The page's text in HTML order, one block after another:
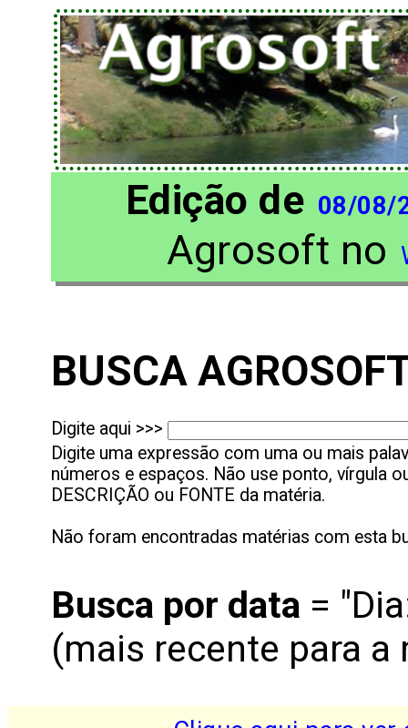
Edição de 08/08/
Agrosoft no
BUSCA
Digite aqui >>>
Digite uma expressão com uma ou mais
números e espaços. Não use ponto, vírgula
DESCRIÇÃO ou FONTE da matéria.
Não foram encontradas matérias com esta
Busca por data =
(mais recente para a